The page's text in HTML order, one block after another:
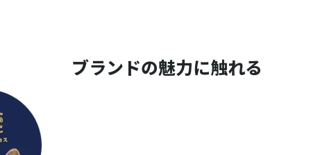
ブランドの魅力に触れる